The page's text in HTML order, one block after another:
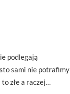
podlegają
sami nie potrafimy
to złe a raczej…